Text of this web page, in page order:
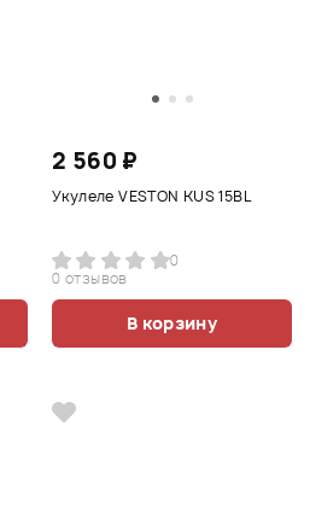
2 560 ₽
Укулеле VESTON KUS 15BL
0
0 отзывов
В корзину